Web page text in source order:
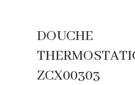
DOUCHE
ZCX00303